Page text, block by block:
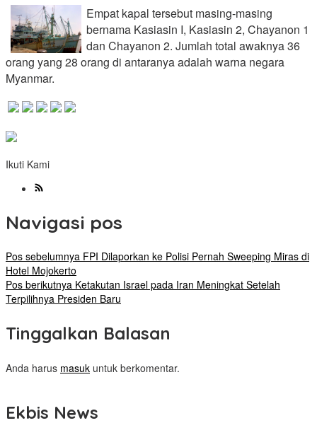
Empat kapal tersebut masing-masing
bernama Kasiasin I, Kasiasin 2, Chayanon 1
dan Chayanon 2. Jumlah total awaknya 36
orang yang 28 orang di antaranya adalah warna negara
Myanmar.
Ikuti Kami
Navigasi pos
Pos sebelumnya FPI Dilaporkan ke Polisi Pernah Sweeping Miras di
Hotel Mojokerto
Pos berikutnya Ketakutan Israel pada Iran Meningkat Setelah
Terpilihnya Presiden Baru
Tinggalkan Balasan
Anda harus masuk untuk berkomentar.
Ekbis News